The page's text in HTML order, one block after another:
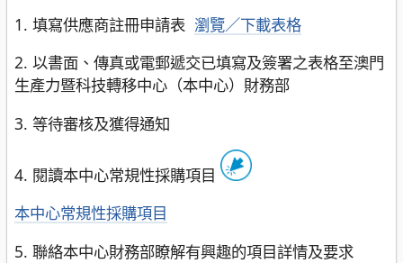
1. 填寫供應商註冊申請表 瀏覽／下載表格
2. 以書面、傳真或電郵遞交已填寫及簽署之表格至澳門
生產力暨科技轉移中心（本中心）財務部
3. 等待審核及獲得通知
4. 閱讀本中心常規性採購項目
本中心常規性採購項目
5. 聯絡本中心財務部瞭解有興趣的項目詳情及要求